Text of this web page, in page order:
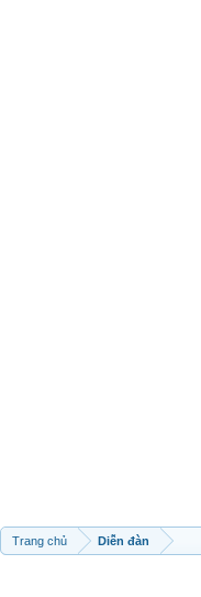
Trang chủ Diễn đàn